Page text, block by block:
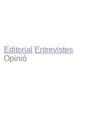
Editorial
Entrevistes
Opinió